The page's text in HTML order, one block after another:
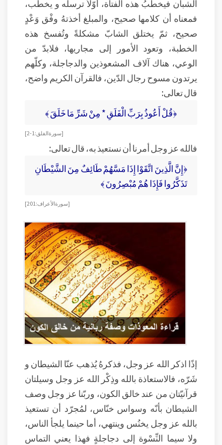
الشبان فيخطبُ هذه الفتاة، أوّلاً ترسله و يخطب،
فمعناه أن كلامها صحيح، والمبلغ أخذتهُ وفْق وَعْدٍ
صحيح، ثمّ يختلق الشابّ مشكلةً وتُفسخ هذه
الخطبة، وتعود الأمور إلى مجاريها، فلابدّ من
الوعي، هناك آلاف المشعوذين والدجاجلة، وكلّهم
يرتدون مسوح رجال الدّين، فالقرآن الكريم واضح،
قال تعالى:
﴿قُلْ أَعُوذُ بِرَبِّ الْفَلَقِ * مِنْ شَرِّ مَا خَلَقَ ﴾
[ سورة الفلق : 1-2]
فالله عز وجل أمرنا أن نستعيذ به، قال تعالى:
﴿إِنَّ الَّذِينَ اتَّقَوْا إِذَا مَسَّهُمْ طَائِفٌ مِنَ الشَّيْطَانِ
تَذَكَّرُوا فَإِذَا هُمْ مُبْصِرُونَ ﴾
[ سورة الأعراف : 201]
إذًا اذكر الله عز وجل، فذكرهُ يُذهب عنّا الشيطان و
شَرّه، فالاستعاذة بالله وذِكْر الله عز وجل وسيلتان
قرآنيّتان من عند خالق الكون، وربّنا عز وجل وصف
الشيطان بأنّه وسواس خنّاس، لمُجرّد أن تستعيذ
بالله عز وجل يخنُس وينتهي، أما حينما يلجأ الناس،
ولا سيما النِّسْوة إلى دجاجلةٍ فهذا يعني التماس